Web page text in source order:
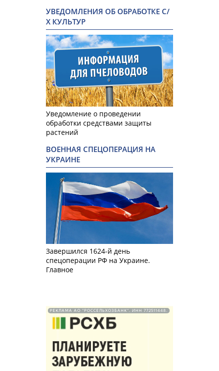
УВЕДОМЛЕНИЯ ОБ ОБРАБОТКЕ С/
Х КУЛЬТУР
Уведомление о проведении
обработки средствами защиты
растений
ВОЕННАЯ СПЕЦОПЕРАЦИЯ НА
УКРАИНЕ
Завершился 1624-й день
спецоперации РФ на Украине.
Главное
РЕКЛАМА АО "РОССЕЛЬХОЗБАНК". ИНН 772511448.